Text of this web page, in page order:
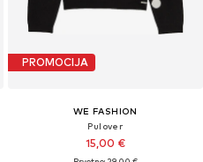
PROMOCIJA
WE FASHION
Pulover
15,00 €